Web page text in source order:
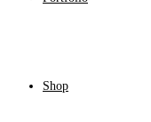
Shop